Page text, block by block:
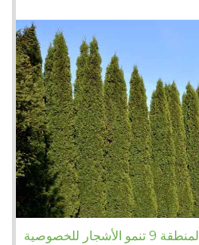
أشجار الخصوصية في المنطقة 9 تنمو الأشجار للخصوصية